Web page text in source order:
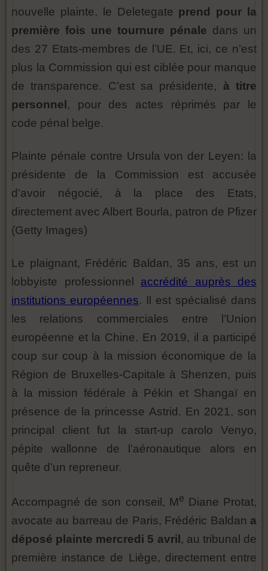
nouvelle plainte, le Deletegate prend pour la
première fois une tournure pénale dans un
des 27 Etats-membres de l’UE. Et, ici, ce n’est
plus la Commission qui est ciblée pour manque
de transparence. C’est sa présidente, à titre
personnel, pour des actes réprimés par le
code pénal belge.
Plainte pénale contre Ursula von der Leyen: la
présidente de la Commission est accusée
d’avoir négocié, à la place des Etats,
directement avec Albert Bourla, patron de Pfizer
(Getty Images)
Le plaignant, Frédéric Baldan, 35 ans, est un
lobbyiste professionnel accrédité auprès des
institutions européennes. Il est spécialisé dans
les relations commerciales entre l’Union
européenne et la Chine. En 2019, il a participé
coup sur coup à la mission économique de la
Région de Bruxelles-Capitale à Shenzen, puis
à la mission fédérale à Pékin et Shangaï en
présence de la princesse Astrid. En 2021, son
principal client fut la start-up carolo Venyo,
pépite wallonne de l’aéronautique alors en
quête d’un repreneur.
Accompagné de son conseil, Me Diane Protat,
avocate au barreau de Paris, Frédéric Baldan a
déposé plainte mercredi 5 avril, au tribunal de
première instance de Liège, directement entre